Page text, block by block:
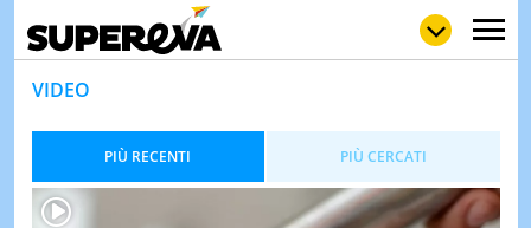
STORIE
VIDEO
PIÙ RECENTI PIÙ CERCATI